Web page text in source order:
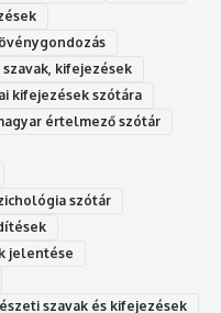
szavak, kifejezések
kifejezések szótára
értelmező szótár
Ps‮gólohciz‬ia s‮átóz‬r
jelentése
szavak és kifejezések